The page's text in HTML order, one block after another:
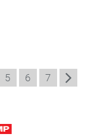
Seite
5 Seite
6 Seite
7